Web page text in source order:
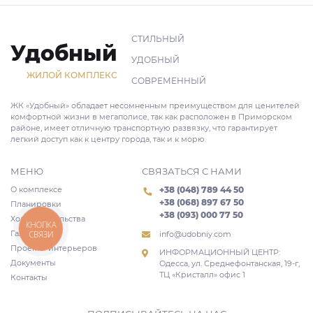
Удобный
ЖИЛОЙ КОМПЛЕКС
СТИЛЬНЫЙ
УДОБНЫЙ
СОВРЕМЕННЫЙ
ЖК «Удобный» обладает несомненным преимуществом для ценителей
комфортной жизни в мегаполисе, так как расположен в Приморском
районе, имеет отличную транспортную развязку, что гарантирует
легкий доступ как к центру города, так и к морю.
МЕНЮ
О комплексе
Планировки
Ход строительства
Галерея
Проекты интерьеров
Документы
Контакты
СВЯЗАТЬСЯ С НАМИ
+38 (048) 789 44 50
+38 (068) 897 67 50
+38 (093) 000 77 50
info@udobniy.com
ИНФОРМАЦИОННЫЙ ЦЕНТР:
Одесса, ул. Среднефонтанская, 19-г,
ТЦ «Кристалл» офис 1
КНОПКА
СВЯЗИ